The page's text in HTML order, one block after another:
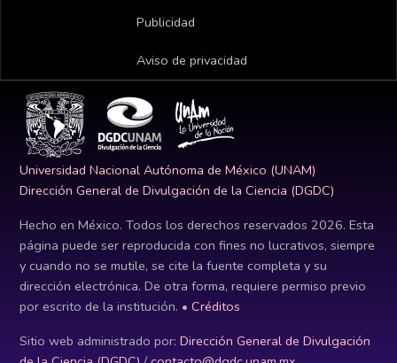
Publicidad
Aviso de privacidad
Universidad Nacional Autónoma de México (UNAM)
Dirección General de Divulgación de la Ciencia (DGDC)
Hecho en México. Todos los derechos reservados 2026. Esta
página puede ser reproducida con fines no lucrativos, siempre
y cuando no se mutile, se cite la fuente completa y su
dirección electrónica. De otra forma, requiere permiso previo
por escrito de la institución. • Créditos
Sitio web administrado por: Dirección General de Divulgación